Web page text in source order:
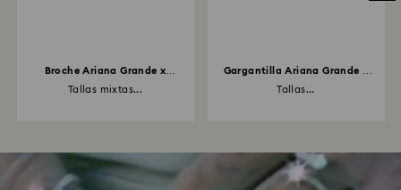
Broche Ariana Grande x
Tallas mixtas...
Gargantilla Ariana Grande x
Tallas...